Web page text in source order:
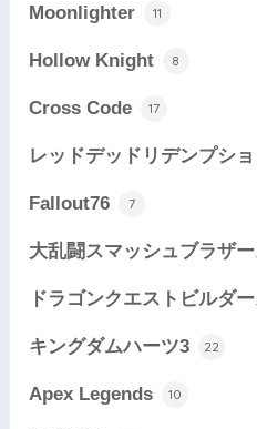
Moonlighter 11
Hollow Knight 8
Cross Code 17
レッドデッドリデンプシ
Fallout76 7
大乱闘スマッシュブラザ
ドラゴンクエストビルダ
キングダムハーツ3 22
Apex Legends 10